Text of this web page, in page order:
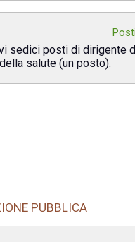
sedici posti di dirigente
salute (un posto).
PUBBLICA